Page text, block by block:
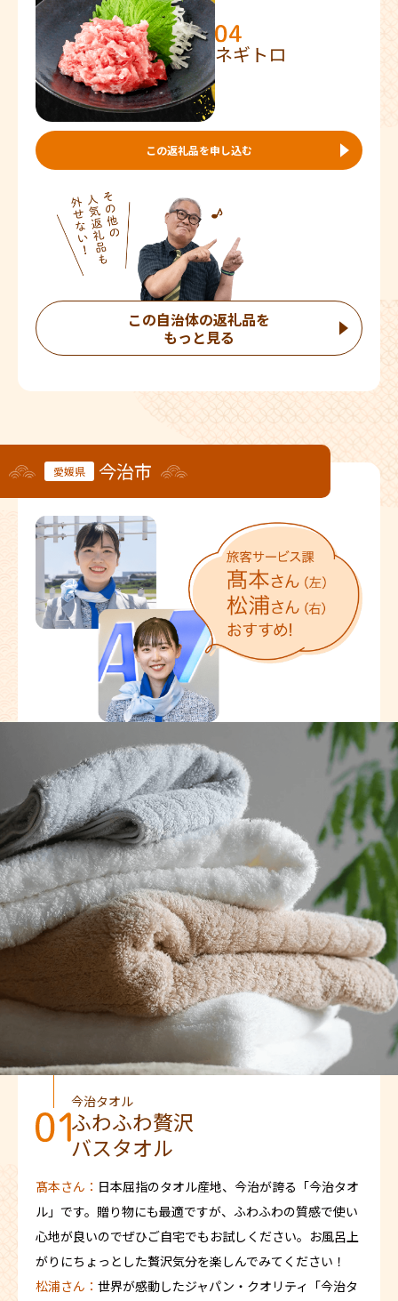
ネギトロ
この返礼品を申し込む
この自治体の返礼品を
もっと見る
愛媛県 今治市
今治タオル
ふわふわ贅沢
バスタオル
髙本さん： 日本屈指のタオル産地、今治が誇る「今治タオ
ル」です。贈り物にも最適ですが、ふわふわの質感で使い
心地が良いのでぜひご自宅でもお試しください。お風呂上
がりにちょっとした贅沢気分を楽しんでみてください！
松浦さん： 世界が感動したジャパン・クオリティ「今治タ